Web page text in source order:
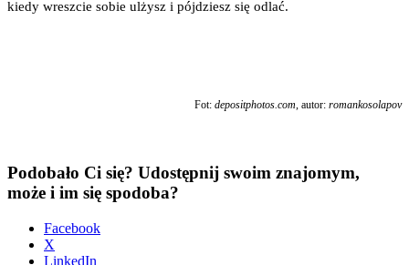
kie­dy wresz­cie sobie ulżysz i pój­dziesz się odlać.
Fot: depositphotos.com , autor: roman­ko­so­la­pov
Podobało Ci się? Udostępnij swoim znajomym,
może i im się spodoba?
Face­bo­ok
X
Lin­ke­dIn